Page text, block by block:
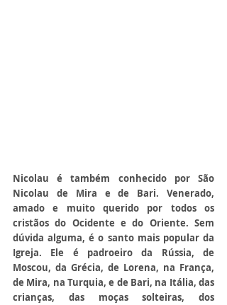
Nicolau é também conhecido por São
Nicolau de Mira e de Bari. Venerado,
amado e muito querido por todos os
cristãos do Ocidente e do Oriente. Sem
dúvida alguma, é o santo mais popular da
Igreja. Ele é padroeiro da Rússia, de
Moscou, da Grécia, de Lorena, na França,
de Mira, na Turquia, e de Bari, na Itália, das
crianças, das moças solteiras, dos